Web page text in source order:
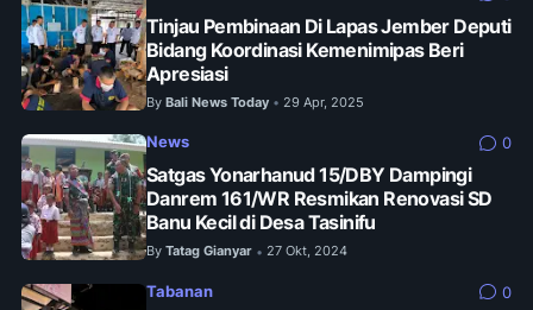
Tinjau Pembinaan Di Lapas Jember Deputi
Bidang Koordinasi Kemenimipas Beri
Apresiasi
By Bali News Today • 29 Apr, 2025
News 0
Satgas Yonarhanud 15/DBY Dampingi
Danrem 161/WR Resmikan Renovasi SD
Banu Kecil di Desa Tasinifu
By Tatag Gianyar • 27 Okt, 2024
Tabanan 0